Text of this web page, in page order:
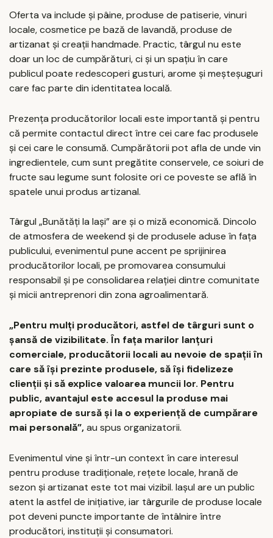
Oferta va include și pâine, produse de patiserie, vinuri
locale, cosmetice pe bază de lavandă, produse de
artizanat și creații handmade. Practic, târgul nu este
doar un loc de cumpărături, ci și un spațiu în care
publicul poate redescoperi gusturi, arome și meșteșuguri
care fac parte din identitatea locală.
Prezența producătorilor locali este importantă și pentru
că permite contactul direct între cei care fac produsele
și cei care le consumă. Cumpărătorii pot afla de unde vin
ingredientele, cum sunt pregătite conservele, ce soiuri de
fructe sau legume sunt folosite ori ce poveste se află în
spatele unui produs artizanal.
Târgul „Bunătăți la Iași” are și o miză economică. Dincolo
de atmosfera de weekend și de produsele aduse în fața
publicului, evenimentul pune accent pe sprijinirea
producătorilor locali, pe promovarea consumului
responsabil și pe consolidarea relației dintre comunitate
și micii antreprenori din zona agroalimentară.
„Pentru mulți producători, astfel de târguri sunt o
șansă de vizibilitate. În fața marilor lanțuri
comerciale, producătorii locali au nevoie de spații în
care să își prezinte produsele, să își fidelizeze
clienții și să explice valoarea muncii lor. Pentru
public, avantajul este accesul la produse mai
apropiate de sursă și la o experiență de cumpărare
mai personală”,au spus organizatorii.
Evenimentul vine și într-un context în care interesul
pentru produse tradiționale, rețete locale, hrană de
sezon și artizanat este tot mai vizibil. Iașul are un public
atent la astfel de inițiative, iar târgurile de produse locale
pot deveni puncte importante de întâlnire între
producători, instituții și consumatori.